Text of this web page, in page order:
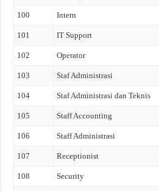
100 Intern
101 IT Support
102 Operator
103 Staf Administrasi
104 Staf Administrasi dan Teknis
105 Staff Accounting
106 Staff Administrasi
107 Receptionist
108 Security